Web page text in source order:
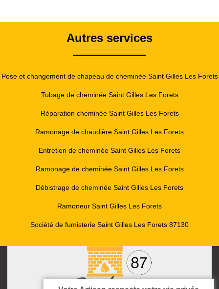
Autres services
Pose et changement de chapeau de cheminée Saint Gilles Les Forets
Tubage de cheminée Saint Gilles Les Forets
Réparation cheminée Saint Gilles Les Forets
Ramonage de chaudière Saint Gilles Les Forets
Entretien de cheminée Saint Gilles Les Forets
Ramonage de cheminée Saint Gilles Les Forets
Débistrage de cheminée Saint Gilles Les Forets
Ramoneur Saint Gilles Les Forets
Société de fumisterie Saint Gilles Les Forets 87130